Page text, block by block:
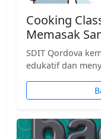
Cooking
Memasak
SDIT Qordova
edukatif dan